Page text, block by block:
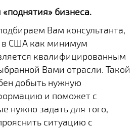
бизнеса.
Вам консультанта,
в США как минимум
квалифицированным
Вами отрасли. Такой
добыть нужную
и поможет с
нужно задать для того,
ситуацию с